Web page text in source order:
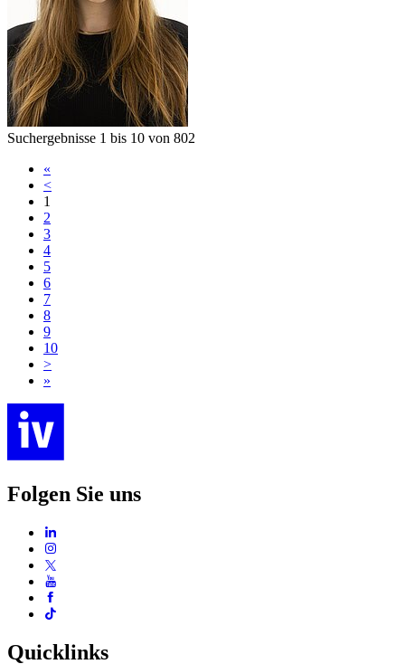
Suchergebnisse 1 bis 10 von 802
«
<
1
2
3
4
5
6
7
8
9
10
>
»
Folgen Sie uns
Quicklinks